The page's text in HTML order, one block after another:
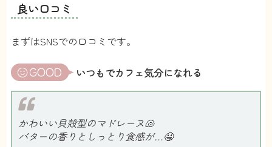
良い口コミ
まずはSNSでの口コミです。
いつもでカフェ気分になれる
かわいい貝殻型のマドレーヌ🐚
バターの香りとしっとり食感が…🤤